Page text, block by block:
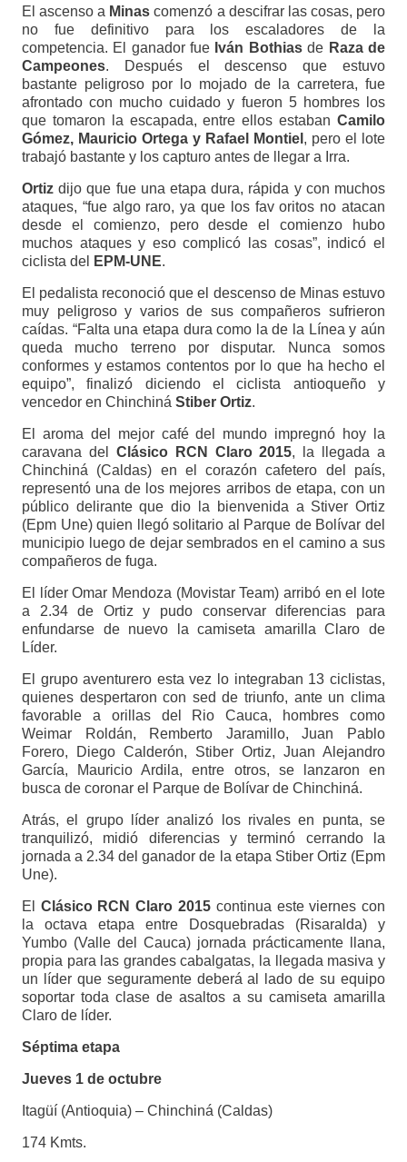
El ascenso a Minas comenzó a descifrar las cosas, pero
no fue definitivo para los escaladores de la
competencia. El ganador fue Iván Bothiasde Raza de
Campeones. Después el descenso que estuvo
bastante peligroso por lo mojado de la carretera, fue
afrontado con mucho cuidado y fueron 5 hombres los
que tomaron la escapada, entre ellos estabanCamilo
Gómez, Mauricio Ortega y Rafael Montiel , pero el lote
trabajó bastante y los capturo antes de llegar a Irra.
Ortizdijo que fue una etapa dura, rápida y con muchos
ataques, “fue algo raro, ya que los fav oritos no atacan
desde el comienzo, pero desde el comienzo hubo
muchos ataques y eso complicó las cosas”, indicó el
ciclista del
EPM-UNE.
El pedalista reconoció que el descenso de Minas estuvo
muy peligroso y varios de sus compañeros sufrieron
caídas. “Falta una etapa dura como la de la Línea y aún
queda mucho terreno por disputar. Nunca somos
conformes y estamos contentos por lo que ha hecho el
equipo”, finalizó diciendo el ciclista antioqueño y
vencedor en Chinchiná Stiber Ortiz.
El aroma del mejor café del mundo impregnó hoy la
caravana del Clásico RCN Claro 2015, la llegada a
Chinchiná (Caldas) en el corazón cafetero del país,
representó una de los mejores arribos de etapa, con un
público delirante que dio la bienvenida a Stiver Ortiz
(Epm Une) quien llegó solitario al Parque de Bolívar del
municipio luego de dejar sembrados en el camino a sus
compañeros de fuga.
El líder Omar Mendoza (Movistar Team) arribó en el lote
a 2.34 de Ortiz y pudo conservar diferencias para
enfundarse de nuevo la camiseta amarilla Claro de
Líder.
El grupo aventurero esta vez lo integraban 13 ciclistas,
quienes despertaron con sed de triunfo, ante un clima
favorable a orillas del Rio Cauca, hombres como
Weimar Roldán, Remberto Jaramillo, Juan Pablo
Forero, Diego Calderón, Stiber Ortiz, Juan Alejandro
García, Mauricio Ardila, entre otros, se lanzaron en
busca de coronar el Parque de Bolívar de Chinchiná.
Atrás, el grupo líder analizó los rivales en punta, se
tranquilizó, midió diferencias y terminó cerrando la
jornada a 2.34 del ganador de la etapa Stiber Ortiz (Epm
Une).
El Clásico RCN Claro 2015 continua este viernes con
la octava etapa entre Dosquebradas (Risaralda) y
Yumbo (Valle del Cauca) jornada prácticamente llana,
propia para las grandes cabalgatas, la llegada masiva y
un líder que seguramente deberá al lado de su equipo
soportar toda clase de asaltos a su camiseta amarilla
Claro de líder.
Séptima etapa
Jueves 1 de octubre
Itagüí (Antioquia) – Chinchiná (Caldas)
174 Kmts.